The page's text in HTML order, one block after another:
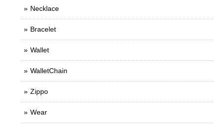
Necklace
Bracelet
Wallet
WalletChain
Zippo
Wear